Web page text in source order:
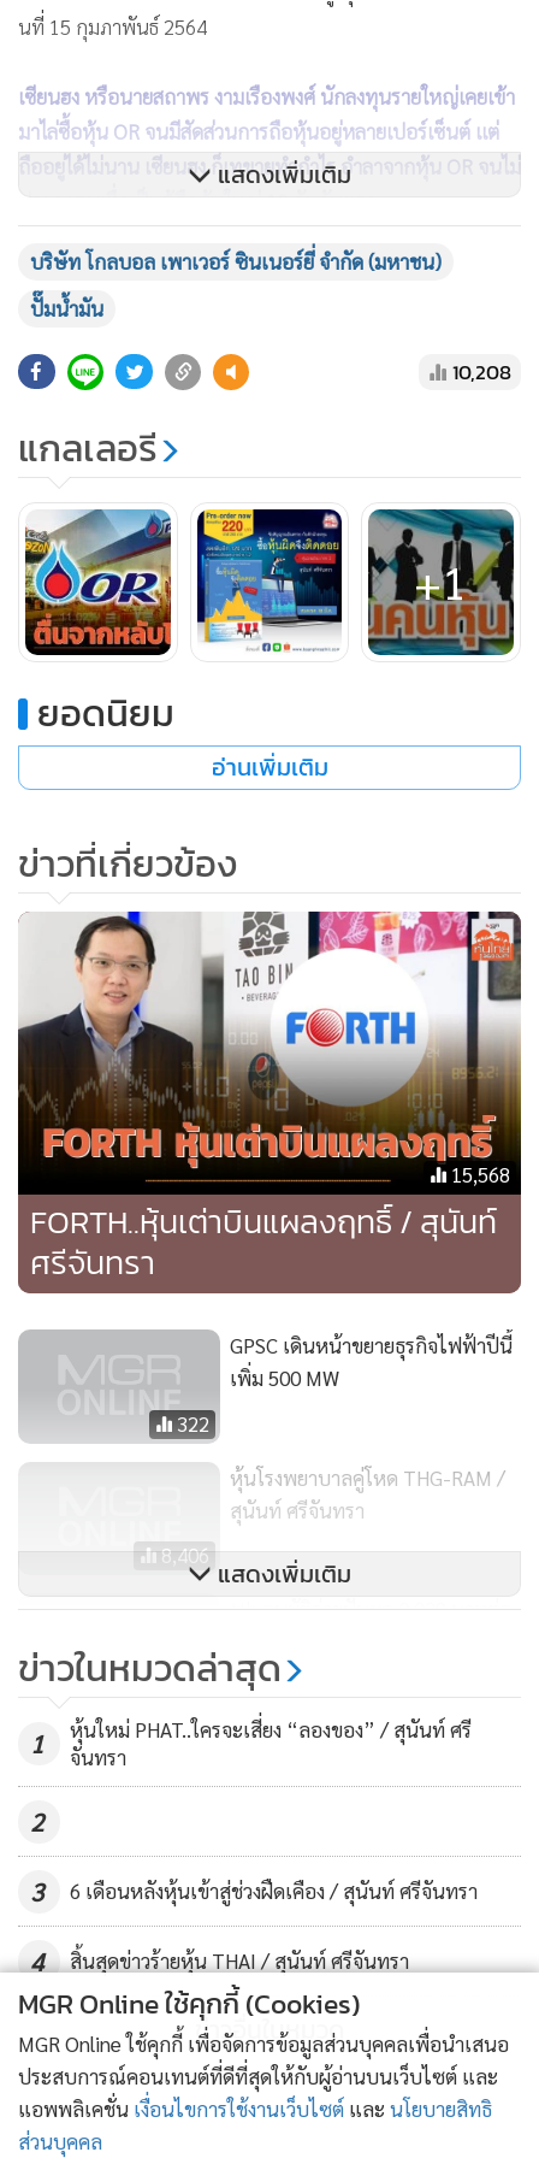
นที่ 15 กุมภาพันธ์ 2564
เซียนฮง หรือนายสถาพร งามเรืองพงศ์ นักลงทุนรายใหญ่เคยเข้า
มาไล่ซื้อหุ้น OR จนมีสัดส่วนการถือหุ้นอยู่หลายเปอร์เซ็นต์ แต่
ถืออยู่ได้ไม่นาน เซียนฮง ก็เทขายทำกำไร อำลาจากหุ้น OR จนไม่
ปรากฏรายชื่อเป็นผู้ถือหุ้นใหญ่ 10 อันดับแรก
หลังจากเซียนฮง ขายหุ้นทิ้ง OR เข้าสู่ช่วงขาลงเต็มตัว ราคาปรับ
ฐานลงต่อเนื่อง จนลงไปต่ำสุดที่ 23.80 บาท ก่อนที่จะเคลื่อนไหว
บาท
นักลงทุนที่ถือหุ้น OR ไว้อึดอัด เบื่อหน่าย และบางรายยอมตัด
ขายขาดทุนเพราะหุ้นลุ้นไม่ขึ้น ตกอยู่ในสภาพตายซาก
เคลื่อนไหวในกรอบแคบๆ ยาวนาน
ค่าพี/อี เรโช OR อยู่ที่ 26 เท่า อัตราเงินปันผลตอบแทนประมาณ
1.82% และแม้กำไรไตรมาสแรกจะชะลอตัวลง แต่บริษัทมีหลาย
โครงการขยายธุรกิจเพื่อเพิ่มรายได้ ทั้งการค้าปลีกและการขยาย
หวั่นไหวกับกำไรไตรมาสที่ชะลอตัว จึงไม่เกิดการทุบขายหุ้น แต่
กำแพง 26 บาทขึ้นมาได้ในการซื้อขายช่วงเช้าวันที่ 11
พฤษภาคม ท่ามกลางปริมาณการซื้อขายที่หนาตาขึ้น และติดใน
10 อันดับหุ้นที่มีการซื้อขายสูงสุดอีกครั้ง
OR ตื่นจากหลับแล้ว นักลงทุนที่ติดหุ้นอยู่เริ่มมีความหวังครั้งใหม่
แต่รอบนี้จะมีแรงวิ่งไปได้ไกลขนาดไหนเท่านั้น
แสดงเพิ่มเติม
บริษัท โกลบอล เพาเวอร์ ซินเนอร์ยี่ จำกัด (มหาชน)
ปั๊มน้ำมัน
10,208
แกลเลอรี
+1
ยอดนิยม
อ่านเพิ่มเติม
ข่าวที่เกี่ยวข้อง
15,568
FORTH..หุ้นเต่าบินแผลงฤทธิ์ / สุนันท์
ศรีจันทรา
322
GPSC เดินหน้าขยายธุรกิจไฟฟ้าปีนี้
เพิ่ม 500 MW
8,406
หุ้นโรงพยาบาลคู่โหด THG-RAM /
สุนันท์ ศรีจันทรา
3,197
ttb อนุมัติจ่ายปันผล 0.038 บาทต่อ
หุ้นเดิมโดยไม่คิดมูลค่า
แสดงเพิ่มเติม
ข่าวในหมวดล่าสุด
1
หุ้นใหม่ PHAT..ใครจะเสี่ยง “ลองของ” / สุนันท์ ศรี
จันทรา
2
3 6 เดือนหลังหุ้นเข้าสู่ช่วงฝืดเคือง / สุนันท์ ศรีจันทรา
4 สิ้นสุดข่าวร้ายหุ้น THAI / สุนันท์ ศรีจันทรา
ข่าวอื่นในหมวด
MGR Online ใช้คุกกี้ (Cookies)
MGR Online ใช้คุกกี้ เพื่อจัดการข้อมูลส่วนบุคคลเพื่อนำเสนอ
ประสบการณ์คอนเทนต์ที่ดีที่สุดให้กับผู้อ่านบนเว็บไซต์ และ
แอพพลิเคชั่น เงื่อนไขการใช้งานเว็บไซต์ และ นโยบายสิทธิ
ส่วนบุคคล